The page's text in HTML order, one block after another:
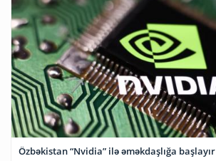
Özbəkistan “Nvidia” ilə əməkdaşlığa başlayır